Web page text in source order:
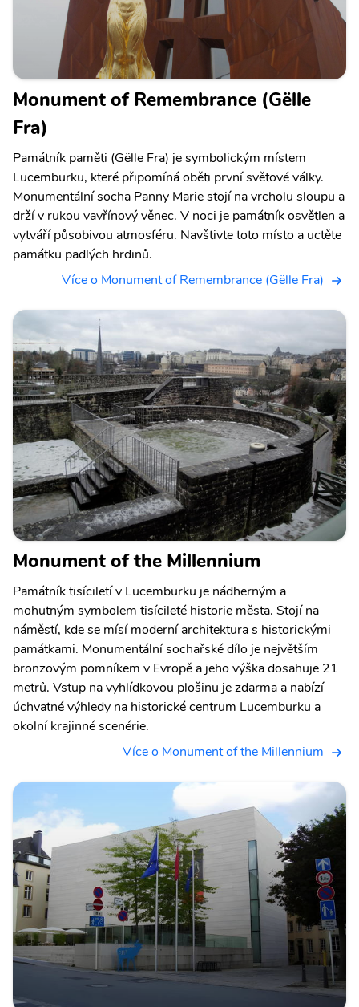
Monument of Remembrance (Gëlle
Fra)
Památník paměti (Gëlle Fra) je symbolickým místem
Lucemburku, které připomíná oběti první světové války.
Monumentální socha Panny Marie stojí na vrcholu sloupu a
drží v rukou vavřínový věnec. V noci je památník osvětlen a
vytváří působivou atmosféru. Navštivte toto místo a uctěte
památku padlých hrdinů.
Více o Monument of Remembrance (Gëlle Fra)
Monument of the Millennium
Památník tisíciletí v Lucemburku je nádherným a
mohutným symbolem tisícileté historie města. Stojí na
náměstí, kde se mísí moderní architektura s historickými
památkami. Monumentální sochařské dílo je největším
bronzovým pomníkem v Evropě a jeho výška dosahuje 21
metrů. Vstup na vyhlídkovou plošinu je zdarma a nabízí
úchvatné výhledy na historické centrum Lucemburku a
okolní krajinné scenérie.
Více o Monument of the Millennium